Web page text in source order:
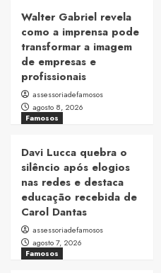
Walter Gabriel revela
como a imprensa pode
transformar a imagem
de empresas e
profissionais
assessoriadefamosos
agosto 8, 2026
Famosos
Davi Lucca quebra o
silêncio após elogios
nas redes e destaca
educação recebida de
Carol Dantas
assessoriadefamosos
agosto 7, 2026
Famosos